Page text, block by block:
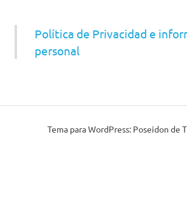
Política de Privacidad e
personal
Tema para WordPress: Poseidon de